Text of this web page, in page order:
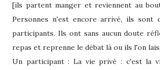
[ils partent manger et reviennent au
Personnes n'est encore arrivé, ils sont
participants. Ils ont sans aucun doute
repas et reprenne le débat là ou ils l'on
Un participant : La vie privé : c'est la